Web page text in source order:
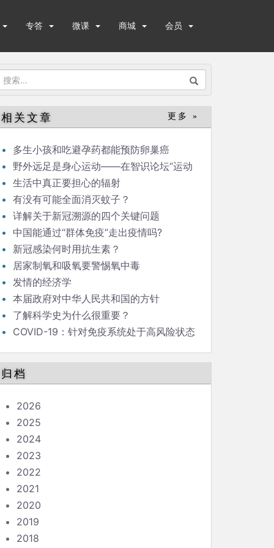
专答 微课 商城 会员
搜
：
相关文章 更多 »
多生小孩和吃避孕药都能预防卵巢癌
野外远足是身心运动——在智识论坛“运动
与健康”的发言
生活中真正要担心的辐射
有没有可能全面消灭蚊子？
详解关于新冠溯源的四个关键问题
中国能通过“群体免疫”走出疫情吗?
新冠感染何时用抗生素？
居家制氧和吸氧要警惕氧中毒
发情的经济学
本届政府对中华人民共和国的方针
了解科学史为什么很重要？
COVID-19：针对免疫系统处于高风险状态
归档
2026
2025
2024
2023
2022
2021
2020
2019
2018